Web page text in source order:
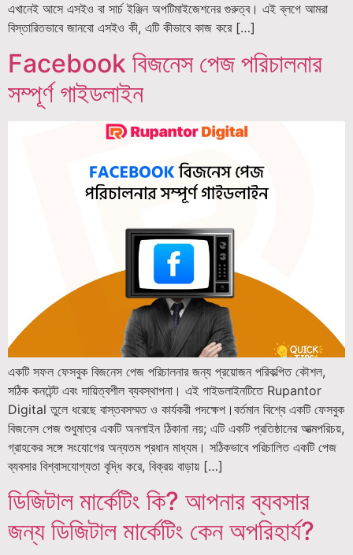
এখানেই আসে এসইও বা সার্চ ইঞ্জিন অপটিমাইজেশনের গুরুত্ব। এই ব্লগে আমরা
বিস্তারিতভাবে জানবো এসইও কী, এটি কীভাবে কাজ করে […]
Facebook বিজনেস পেজ পরিচালনার
সম্পূর্ণ গাইডলাইন
একটি সফল ফেসবুক বিজনেস পেজ পরিচালনার জন্য প্রয়োজন পরিকল্পিত কৌশল,
সঠিক কনটেন্ট এবং দায়িত্বশীল ব্যবস্থাপনা। এই গাইডলাইনটিতে Rupantor
Digital তুলে ধরেছে বাস্তবসম্মত ও কার্যকরী পদক্ষেপ।বর্তমান বিশ্বে একটি ফেসবুক
বিজনেস পেজ শুধুমাত্র একটি অনলাইন ঠিকানা নয়; এটি একটি প্রতিষ্ঠানের আত্মপরিচয়,
গ্রাহকের সঙ্গে সংযোগের অন্যতম প্রধান মাধ্যম। সঠিকভাবে পরিচালিত একটি পেজ
ব্যবসার বিশ্বাসযোগ্যতা বৃদ্ধি করে, বিক্রয় বাড়ায় […]
ডিজিটাল মার্কেটিং কি? আপনার ব্যবসার
জন্য ডিজিটাল মার্কেটিং কেন অপরিহার্য?